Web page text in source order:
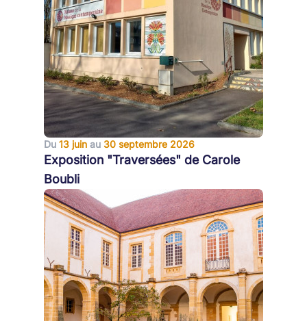
Du 13 juin au 30 septembre 2026
Exposition "Traversées" de Carole
Boubli